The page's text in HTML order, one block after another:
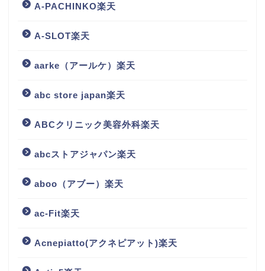
A-PACHINKO楽天
A-SLOT楽天
aarke（アールケ）楽天
abc store japan楽天
ABCクリニック美容外科楽天
abcストアジャパン楽天
aboo（アブー）楽天
ac-Fit楽天
Acnepiatto(アクネピアット)楽天